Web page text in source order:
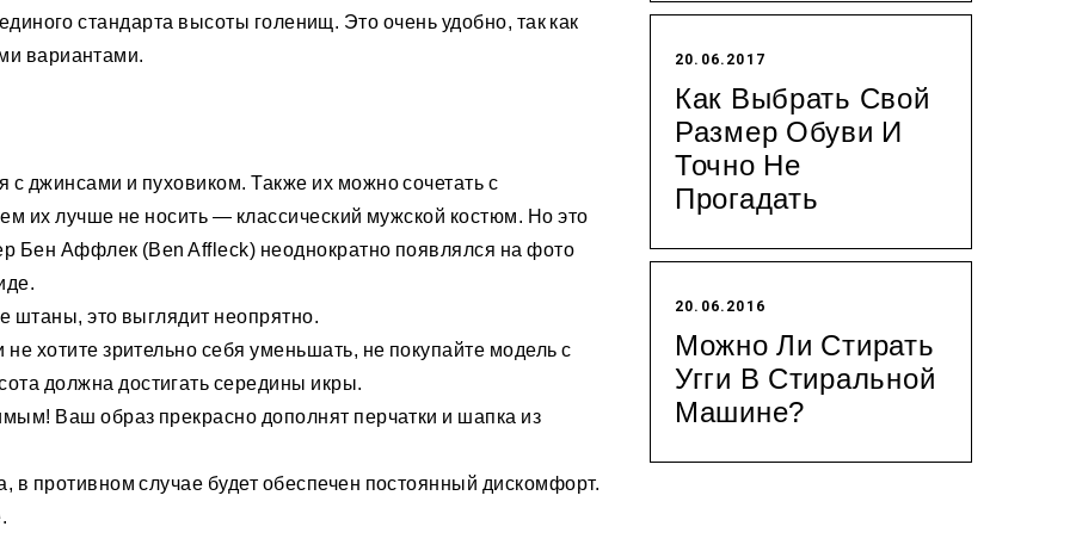
стандарта высоты голенищ. Это очень удобно, так как
вариантами.
джинсами и пуховиком. Также их можно сочетать с
их лучше не носить — классический мужской костюм. Но это
Бен Аффлек (Ben Affleck) неоднократно появлялся на фото
штаны, это выглядит неопрятно.
хотите зрительно себя уменьшать, не покупайте модель с
должна достигать середины икры.
Ваш образ прекрасно дополнят перчатки и шапка из
в противном случае будет обеспечен постоянный дискомфорт.
20.06.2017
Как Выбрать Свой
Размер Обуви И
Точно Не
Прогадать
20.06.2016
Можно Ли Стирать
Угги В Стиральной
Машине?